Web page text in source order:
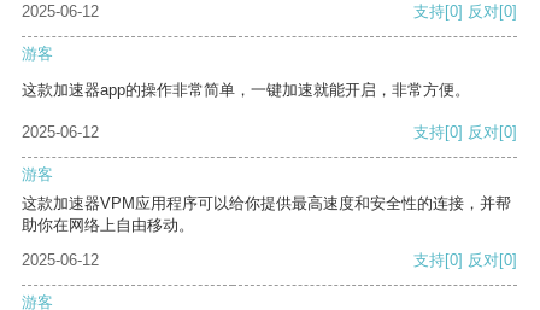
2025-06-12 支持[0] 反对[0]
游客
这款加速器app的操作非常简单，一键加速就能开启，非常方便。
2025-06-12 支持[0] 反对[0]
游客
这款加速器VPM应用程序可以给你提供最高速度和安全性的连接，并帮
助你在网络上自由移动。
2025-06-12
支持[0] 反对[0]
游客